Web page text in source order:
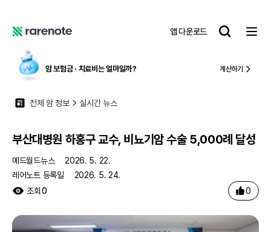
노
앱 다운로드
레
트
암 보험금 ∙ 치료비 는 얼마일까? 계산하기
전체 암 정보 실시간 뉴스
부산대병원 하홍구 교수, 비뇨기암 수술 5,000례 달성
메드월드뉴스
2026. 5. 22.
레어노트 등록일
2026. 5. 24.
조회 0 0